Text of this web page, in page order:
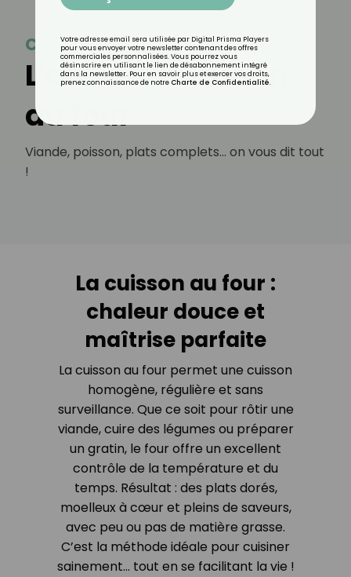
Cuisson au four
L'art de la cuisson
au four
Viande, poisson, plats complets... on vous dit tout
!
La cuisson au four :
chaleur douce et
maîtrise parfaite
La cuisson au four permet une cuisson
homogène, régulière et sans
surveillance. Que ce soit pour rôtir une
viande, cuire des légumes ou préparer
un gratin, le four offre un excellent
contrôle de la température et du
temps. Résultat : des plats dorés,
moelleux à cœur et pleins de saveurs,
avec peu ou pas de matière grasse.
C’est la méthode idéale pour cuisiner
sainement… tout en se facilitant la vie !
Votre adresse email sera utilisée par Digital Prisma Players
pour vous envoyer votre newsletter contenant des offres
commerciales personnalisées. Vous pourrez vous
désinscrire en utilisant le lien de désabonnement intégré
dans la newsletter. Pour en savoir plus et exercer vos droits,
prenez connaissance de notre Charte de Confidentialité.